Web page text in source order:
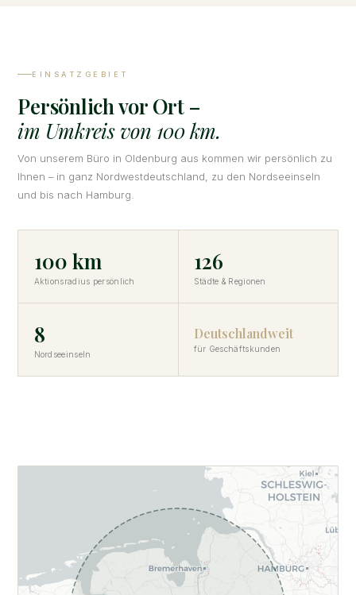
EINSATZGEBIET
Persönlich vor Ort –
im Umkreis von 100 km.
Von unserem Büro in Oldenburg aus kommen wir persönlich zu
Ihnen – in ganz Nordwestdeutschland, zu den Nordseeinseln
und bis nach Hamburg.
100 km
Aktionsradius persönlich
126
Städte & Regionen
8
Nordseeinseln
Deutschlandweit
für Geschäftskunden